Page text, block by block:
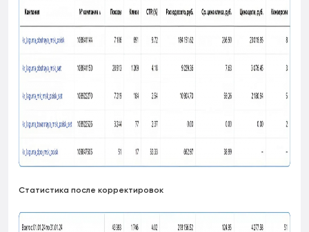
Статистика после корректировок